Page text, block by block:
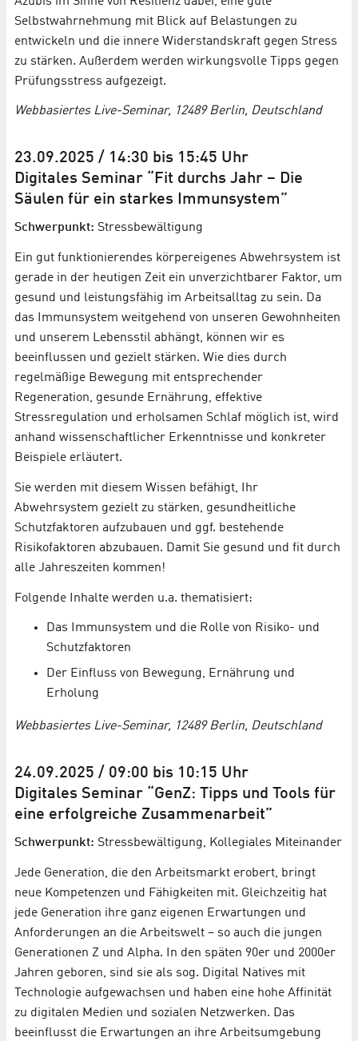
Selbstwahrnehmung mit Blick auf Belastungen zu
entwickeln und die innere Widerstandskraft gegen Stress
zu stärken. Außerdem werden wirkungsvolle Tipps gegen
Prüfungsstress aufgezeigt.
Webbasiertes Live-Seminar, 12489 Berlin, Deutschland
23.09.2025 / 14:30 bis 15:45 Uhr
Digitales Seminar “Fit durchs Jahr – Die
Säulen für ein starkes Immunsystem”
Schwerpunkt: Stressbewältigung
Ein gut funktionierendes körpereigenes Abwehrsystem ist
gerade in der heutigen Zeit ein unverzichtbarer Faktor, um
gesund und leistungsfähig im Arbeitsalltag zu sein. Da
das Immunsystem weitgehend von unseren Gewohnheiten
und unserem Lebensstil abhängt, können wir es
beeinflussen und gezielt stärken. Wie dies durch
regelmäßige Bewegung mit entsprechender
Regeneration, gesunde Ernährung, effektive
Stressregulation und erholsamen Schlaf möglich ist, wird
anhand wissenschaftlicher Erkenntnisse und konkreter
Beispiele erläutert.
Sie werden mit diesem Wissen befähigt, Ihr
Abwehrsystem gezielt zu stärken, gesundheitliche
Schutzfaktoren aufzubauen und ggf. bestehende
Risikofaktoren abzubauen. Damit Sie gesund und fit durch
alle Jahreszeiten kommen!
Folgende Inhalte werden u.a. thematisiert:
Das Immunsystem und die Rolle von Risiko- und
Schutzfaktoren
Der Einfluss von Bewegung, Ernährung und
Erholung
Webbasiertes Live-Seminar, 12489 Berlin, Deutschland
24.09.2025 / 09:00 bis 10:15 Uhr
Digitales Seminar “GenZ: Tipps und Tools für
eine erfolgreiche Zusammenarbeit”
Schwerpunkt: Stressbewältigung, Kollegiales Miteinander
Jede Generation, die den Arbeitsmarkt erobert, bringt
neue Kompetenzen und Fähigkeiten mit. Gleichzeitig hat
jede Generation ihre ganz eigenen Erwartungen und
Anforderungen an die Arbeitswelt – so auch die jungen
Generationen Z und Alpha. In den späten 90er und 2000er
Jahren geboren, sind sie als sog. Digital Natives mit
Technologie aufgewachsen und haben eine hohe Affinität
zu digitalen Medien und sozialen Netzwerken. Das
beeinflusst die Erwartungen an ihre Arbeitsumgebung